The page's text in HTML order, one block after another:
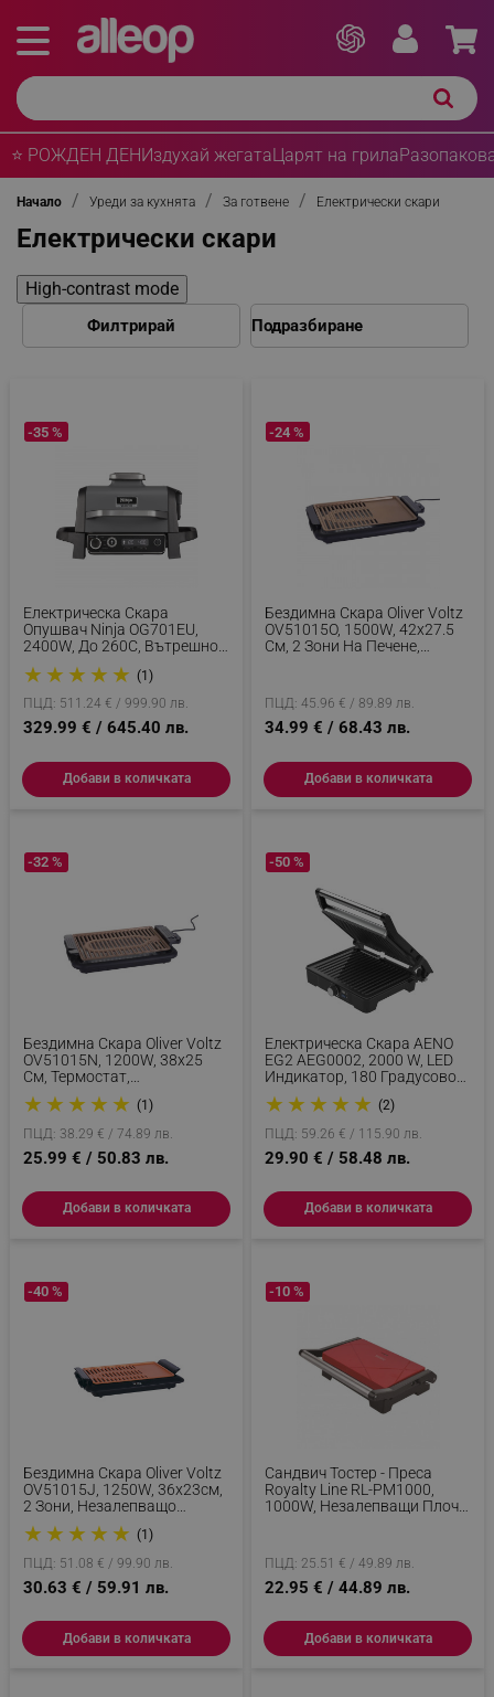
⭐ РОЖДЕН ДЕНИздухай жегатаЦарят на грила
Начало Уреди за кухнята За готвене Електрически скари
Електрически скари
High-contrast mode
Филтрирай
Електрическа Скара
Опушвач Ninja OG701EU,
2400W, До 260C, Вътрешно
Аминово Керамично
Покритие, Woodfire, Сив
★ ★ ★ ★ ★ (1)
-35 %
ПЦД: 511.24 € / 999.90 лв.
329.99 € / 645.40 лв.
Добави в количката
Бездимна Скара Oliver Voltz
OV51015O, 1500W, 42x27.5
См, 2 Зони На Печене,
-24 %
ПЦД: 45.96 € / 89.89 лв.
34.99 € / 68.43 лв.
Добави в количката
Бездимна Скара Oliver Voltz
OV51015N, 1200W, 38x25
См, Термостат,
Незалепващо Покритие,
Тава За Мазнина, Черен/
Кафяв
★ ★ ★ ★ ★ (1)
-32 %
ПЦД: 38.29 € / 74.89 лв.
25.99 € / 50.83 лв.
Добави в количката
Електрическа Скара AENO
EG2 AEG0002, 2000 W, LED
Индикатор, 180 Градусово
Разгъване, Незалепващо
Покритие, Инокс
★ ★ ★ ★ ★ (2)
-50 %
ПЦД: 59.26 € / 115.90 лв.
29.90 € / 58.48 лв.
Добави в количката
Бездимна Скара Oliver Voltz
OV51015J, 1250W, 36x23см,
2 Зони, Незалепващо
Покритие, Черен/оранжев
★ ★ ★ ★ ★ (1)
-40 %
ПЦД: 51.08 € / 99.90 лв.
30.63 € / 59.91 лв.
Добави в количката
Сандвич Тостер - Преса
Royalty Line RL-PM1000,
1000W, Незалепващи Плочи,
-10 %
ПЦД: 25.51 € / 49.89 лв.
22.95 € / 44.89 лв.
Добави в количката